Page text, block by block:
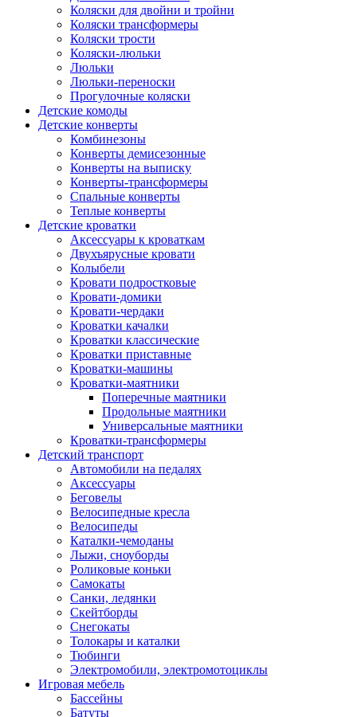
Коляски для двойни и тройни
Коляски трансформеры
Коляски трости
Коляски-люльки
Люльки
Люльки-переноски
Прогулочные коляски
Детские комоды
Детские конверты
Комбинезоны
Конверты демисезонные
Конверты на выписку
Конверты-трансформеры
Спальные конверты
Теплые конверты
Детские кроватки
Аксессуары к кроваткам
Двухъярусные кровати
Колыбели
Кровати подростковые
Кровати-домики
Кровати-чердаки
Кроватки качалки
Кроватки классические
Кроватки приставные
Кроватки-машины
Кроватки-маятники
Поперечные маятники
Продольные маятники
Универсальные маятники
Кроватки-трансформеры
Детский транспорт
Автомобили на педалях
Аксессуары
Беговелы
Велосипедные кресла
Велосипеды
Каталки-чемоданы
Лыжи, сноуборды
Роликовые коньки
Самокаты
Санки, ледянки
Скейтборды
Снегокаты
Толокары и каталки
Тюбинги
Электромобили, электромотоциклы
Игровая мебель
Бассейны
Батуты